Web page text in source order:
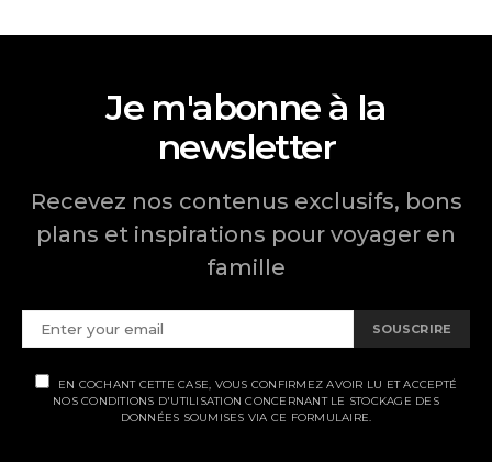
Je m'abonne à la
newsletter
Recevez nos contenus exclusifs, bons
plans et inspirations pour voyager en
famille
SOUSCRIRE
EN COCHANT CETTE CASE, VOUS CONFIRMEZ AVOIR LU ET ACCEPTÉ
NOS CONDITIONS D'UTILISATION CONCERNANT LE STOCKAGE DES
DONNÉES SOUMISES VIA CE FORMULAIRE.